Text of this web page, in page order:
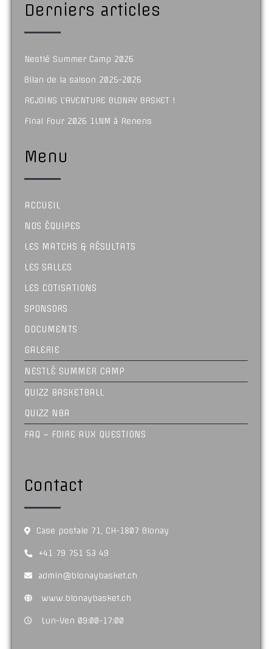
Derniers articles
Nestlé Summer Camp 2026
Bilan de la saison 2025-2026
REJOINS L’AVENTURE BLONAY BASKET !
Final Four 2026 1LNM à Renens
Menu
ACCUEIL
NOS ÉQUIPES
LES MATCHS & RÉSULTATS
LES SALLES
LES COTISATIONS
SPONSORS
DOCUMENTS
GALERIE
NESTLÉ SUMMER CAMP
QUIZZ BASKETBALL
QUIZZ NBA
FAQ – FOIRE AUX QUESTIONS
Contact
Case postale 71, CH-1807 Blonay
+41 79 751 53 49
admin@blonaybasket.ch
www.blonaybasket.ch
Lun-Ven 09:00-17:00